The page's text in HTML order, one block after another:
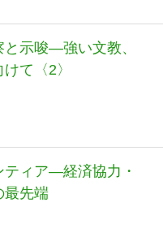
示唆―強い文教、
て〈2〉
ティア―経済協力・
最先端